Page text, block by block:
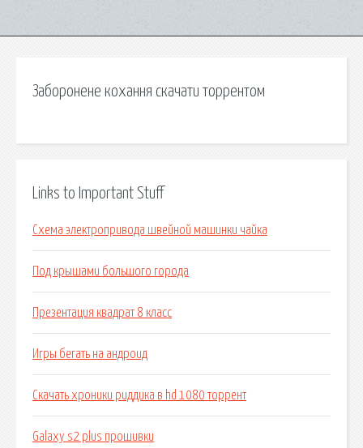
Заборонене кохання скачати торрентом
Links to Important Stuff
Схема электропривода швейной машинки чайка
Под крышами большого города
Презентация квадрат 8 класс
Игры бегать на андроид
Скачать хроники риддика в hd 1080 торрент
Galaxy s2 plus прошивки